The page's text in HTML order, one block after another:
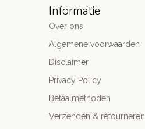
Informatie
Over ons
Algemene voorwaarden
Disclaimer
Privacy Policy
Betaalmethoden
Verzenden & retourneren